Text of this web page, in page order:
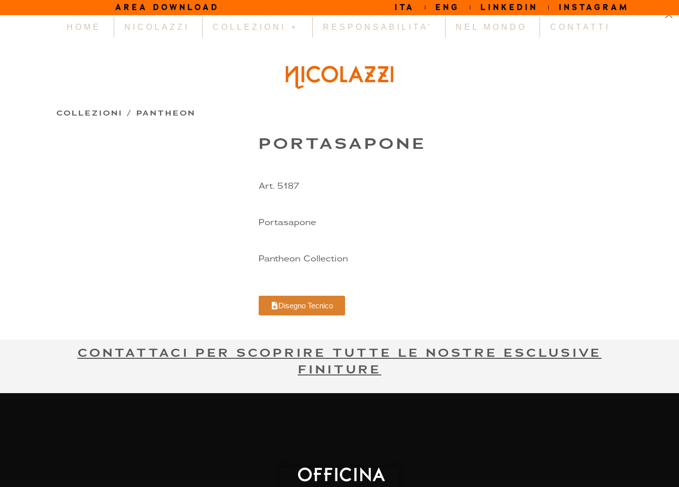
AREA DOWNLOAD ITA ENG LINKEDIN INSTAGRAM
HOME NICOLAZZI COLLEZIONI RESPONSABILITA’ NEL MONDO CONTATTI
COLLEZIONI / PANTHEON
PORTASAPONE
Art. 5187
Portasapone
Pantheon Collection
Disegno Tecnico
CONTATTACI PER SCOPRIRE TUTTE LE NOSTRE ESCLUSIVE
FINITURE